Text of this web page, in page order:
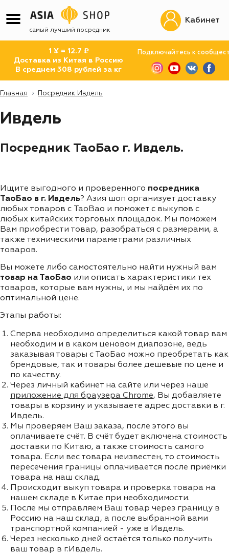
самый лучший посредник
1 ¥ = 12.7 ₽
Доставка из Китая в Россию
В среднем 308 рублей за кг
Подключайтесь к
Кабинет
Главная Посредник Ивдель
Ивдель
Посредник ТаоБао г. Ивдель.
Ищите выгодного и проверенного посредника
ТаоБао в г. Ивдель? Азия шоп организует доставку
любых товаров с TaoBao и поможет с выкупов с
любых китайских торговых площадок. Мы поможем
Вам приобрести товар, разобраться с размерами, а
также техническими параметрами различных
товаров.
Вы можете либо самостоятельно найти нужный вам
товар на ТаоБао или описать характеристики тех
товаров, которые вам нужны, и мы найдём их по
оптимальной цене.
Этапы работы:
Сперва необходимо определиться какой товар вам
необходим и в каком ценовом диапозоне, ведь
заказывая товары с ТаоБао можно преобретать как
брендовые, так и товары более дешевые по цене и
по качеству.
Через личный кабинет на сайте или через наше
приложение для браузера Chrome, Вы добавляете
товары в корзину и указываете адрес доставки в г.
Ивдель.
Мы проверяем Ваш заказа, после этого вы
оплачиваете счёт. В счёт будет включена стоимость
доставки по Китаю, а также стоимость самого
товара. Если вес товара неизвестен, то стоимость
пересечения границы оплачивается после приёмки
товара на наш склад.
Происходит выкуп товара и проверка товара на
нашем складе в Китае при необходимости.
После мы отправляем Ваш товар через границу в
Россию на наш склад, а после выбранной вами
транспортной компанией - уже в Ивдель.
Через несколько дней остаётся только получить
ваш товар в г.Ивдель.